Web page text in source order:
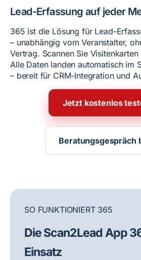
Lead-Erfassung auf jeder
365 ist die Lösung für Lead-
– unabhängig vom Veranstalter,
Vertrag. Scannen Sie
Alle Daten landen automatisch im
– bereit für CRM-Integration und
Jetzt kostenlos
Beratungsgespräch
SO FUNKTIONIERT 365
Die Scan2Lead App
Einsatz